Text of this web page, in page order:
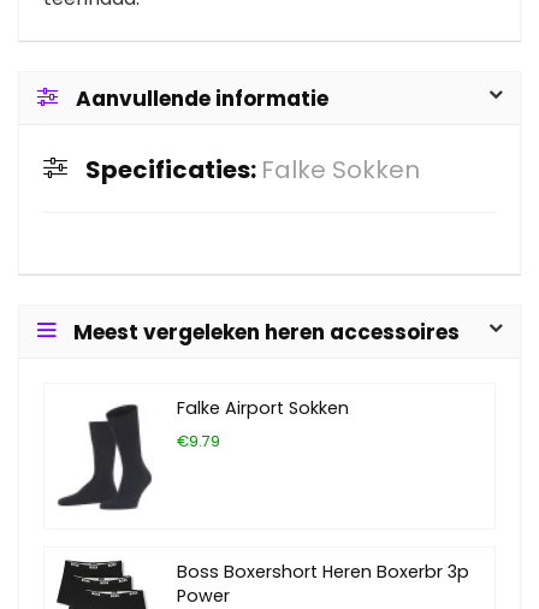
Aanvullende informatie
Specificaties: Falke Sokken
Meest vergeleken heren accessoires
Falke Airport Sokken
€9.79
Boss Boxershort Heren Boxerbr 3p
Power